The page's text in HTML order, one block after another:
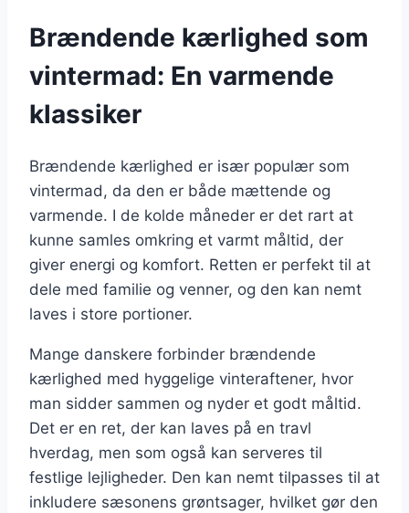
Brændende kærlighed som
vintermad: En varmende
klassiker
Brændende kærlighed er især populær som
vintermad, da den er både mættende og
varmende. I de kolde måneder er det rart at
kunne samles omkring et varmt måltid, der
giver energi og komfort. Retten er perfekt til at
dele med familie og venner, og den kan nemt
laves i store portioner.
Mange danskere forbinder brændende
kærlighed med hyggelige vinteraftener, hvor
man sidder sammen og nyder et godt måltid.
Det er en ret, der kan laves på en travl
hverdag, men som også kan serveres til
festlige lejligheder. Den kan nemt tilpasses til at
inkludere sæsonens grøntsager, hvilket gør den